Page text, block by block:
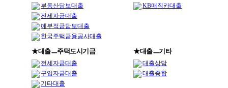
부동산담보대출
전세자금대출
예부적금담보대출
한국주택금융공사대출
KB매직카대출
★대출ㅡ주택도시기금
전세자금대출
구입자금대출
기타대출
★대출ㅡ기타
대출상담
대출종합